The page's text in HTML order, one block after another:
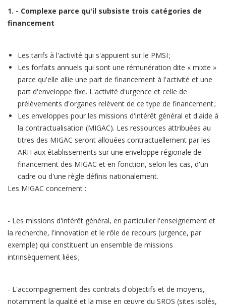
1. - Complexe parce qu'il subsiste trois catégories de
financement
Les tarifs à l'activité qui s'appuient sur le PMSI ;
Les forfaits annuels qui sont une rémunération dite « mixte »
parce qu'elle allie une part de financement à l'activité et une
part d'enveloppe fixe. L'activité d'urgence et celle de
prélèvements d'organes relèvent de ce type de financement ;
Les enveloppes pour les missions d'intérêt général et d'aide à
la contractualisation (MIGAC). Les ressources attribuées au
titres des MIGAC seront allouées contractuellement par les
ARH aux établissements sur une enveloppe régionale de
financement des MIGAC et en fonction, selon les cas, d'un
cadre ou d'une règle définis nationalement.
Les MIGAC concernent :
- Les missions d'intérêt général, en particulier l'enseignement et
la recherche, l'innovation et le rôle de recours (urgence, par
exemple) qui constituent un ensemble de missions
intrinsèquement liées ;
- L'accompagnement des contrats d'objectifs et de moyens,
notamment la qualité et la mise en œuvre du SROS (sites isolés,